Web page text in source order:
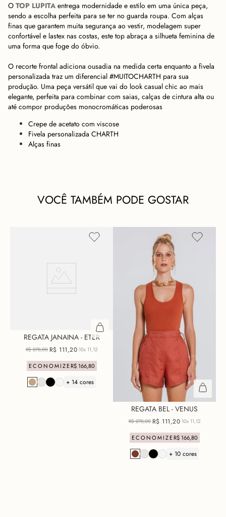
O TOP LUPITA entrega modernidade e estilo em uma única peça,
sendo a escolha perfeita para se ter no guarda roupa. Com alças
finas que garantem muita segurança ao vestir, modelagem super
confortável e lastex nas costas, este top abraça a silhueta feminina de
uma forma que foge do óbvio.
O recorte frontal adiciona ousadia na medida certa enquanto a fivela
personalizada traz um diferencial #MUITOCHARTH para sua
produção. Uma peça versátil que vai do look casual chic ao mais
elegante, perfeita para combinar com saias, calças de cintura alta ou
até compor produções monocromáticas poderosas
Crepe de acetato com viscose
Fivela personalizada CHARTH
Alças finas
VOCÊ TAMBÉM PODE GOSTAR
REGATA JANAINA - ETER
R$ 278,00 R$ 111,20 10x 11,12
ECONOMIZER$ 166,80
+ 14 cores
REGATA BEL - VENUS
R$ 278,00 R$ 111,20 10x 11,12
ECONOMIZER$ 166,80
+ 10 cores